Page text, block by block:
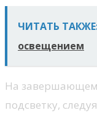
ЧИТАТЬ
освещением
На завершающем
подсветку,